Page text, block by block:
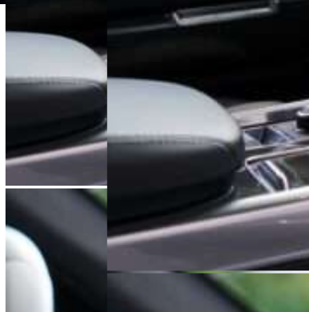
Łukasz Jóźwiak
Doradca Handlowy
+48 61 677 50 60
l.jozwiak@karlik.poznan.pl